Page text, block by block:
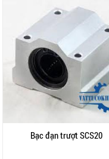
Bạc đạn trượt SCS20